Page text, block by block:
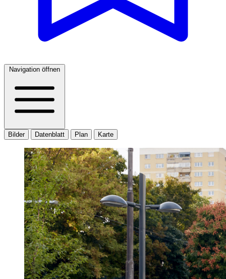
Navigation öffnen
Bilder Datenblatt Plan Karte